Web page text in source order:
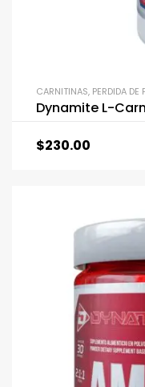
CARNITINAS, PERDIDA DE
Dynamite L-
$230.00